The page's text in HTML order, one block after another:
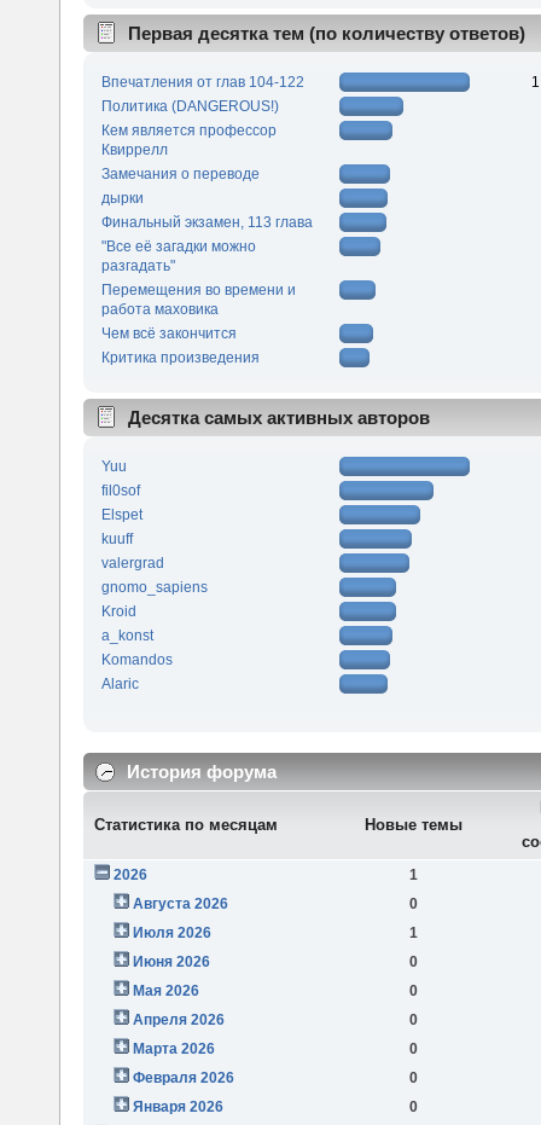
Первая десятка тем (по количеству ответов)
Впечатления от глав 104-122
Политика (DANGEROUS!)
Кем является профессор
Квиррелл
Замечания о переводе
дырки
Финальный экзамен, 113 глава
"Все её загадки можно
разгадать"
Перемещения во времени и
работа маховика
Чем всё закончится
Критика произведения
Десятка самых активных авторов
Yuu
fil0sof
Elspet
kuuff
valergrad
gnomo_sapiens
Kroid
a_konst
Komandos
Alaric
История форума
Статистика по месяцам Новые темы
2026
1
Августа 2026
0
Июля 2026
1
Июня 2026
0
Мая 2026
0
Апреля 2026
0
Марта 2026
0
Февраля 2026
0
Января 2026
0